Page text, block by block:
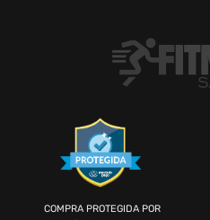
COMPRA PROTEGIDA POR